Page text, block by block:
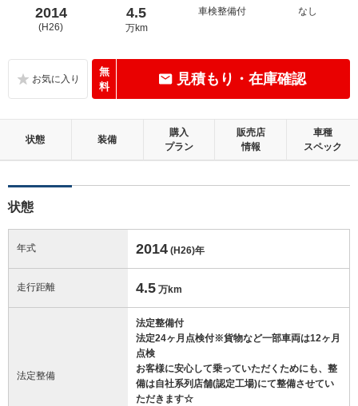
2014
(H26)
4.5
万km
車検整備付
なし
無
料
見積もり・在庫確認
状態 装備
購入
プラン
販売店
情報
車種
スペック
状態
年式 2014 (H26)年
走行距離 4.5 万km
法定整備
法定整備付
法定24ヶ月点検付※貨物など一部車両は12ヶ月
点検
お客様に安心して乗っていただくためにも、整
備は自社系列店舗(認定工場)にて整備させてい
ただきます☆